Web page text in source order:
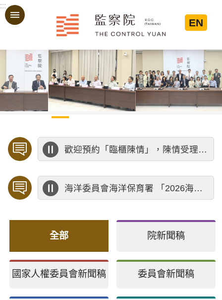
跳到主要內容區塊
:::
EN
歡迎預約「臨櫃陳情」，陳情受理中心將優先排定人員與您接談，釐清案情爭點後收案處理，以節省您的寶貴時間。
海洋委員會海洋保育署 「2026海洋保育創意短影音競賽」活動
全部 院新聞稿
國家人權委員會新聞稿 委員會新聞稿